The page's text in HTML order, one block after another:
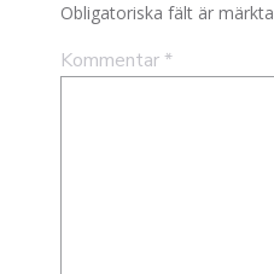
Obligatoriska fält är märkta
Kommentar*